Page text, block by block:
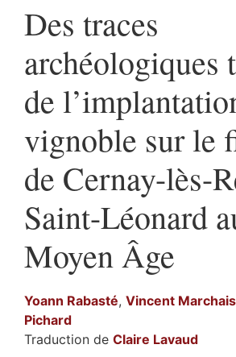
Des traces
archéologiques
de
vignoble sur le
de Cernay-lès-
Saint-Léonard
Moyen Âge
Yoann Rabasté, Vincent
Pichard
Traduction de Claire Lavaud